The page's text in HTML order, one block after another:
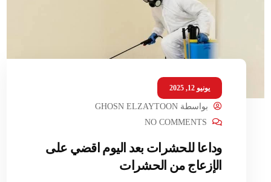
يونيو 12, 2025
بواسطةGHOSN ELZAYTOON
NO COMMENTS
وداعا للحشرات بعد اليوم اقضي على
الإزعاج من الحشرات